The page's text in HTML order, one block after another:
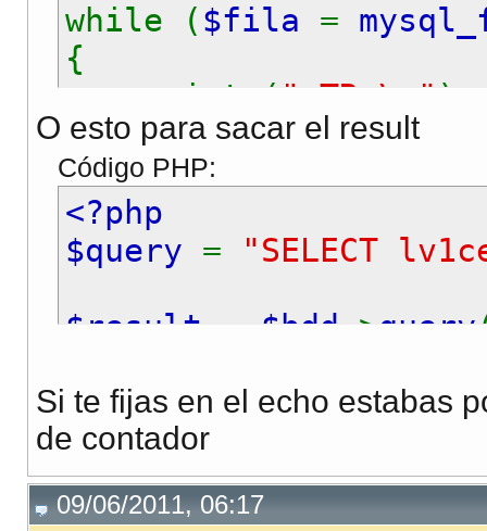
while ( $fila =
{
print ( "<TR>\n"
print ("<td
echo
print (
}
O esto para sacar el result
Código PHP:
<?php
$query =
"SELECT
$result
$bdd -> query
?>
Si te fijas en el echo estabas
de contador
09/06/2011, 06:17